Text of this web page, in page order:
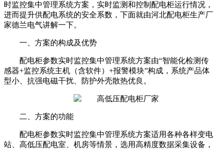
时监控集中管理系统方案，实时监测和控制配电柜运行情况，
进而提升供配电系统的安全系数，下面就由河北配电柜生产厂
家德兰电气讲解一下。
一、方案的构成及优势
配电柜参数实时监控集中管理系统方案由“智能化检测传
感器+监控系统主机（含软件）+报警模块”构成，系统产品体
型小、抗强电磁干扰、防护外壳散热优良。
二、方案的功能
配电柜参数实时监控集中管理系统方案适用各种各样变电
站、高低压配电室、机房等情景，选用高精度数据采集设备，